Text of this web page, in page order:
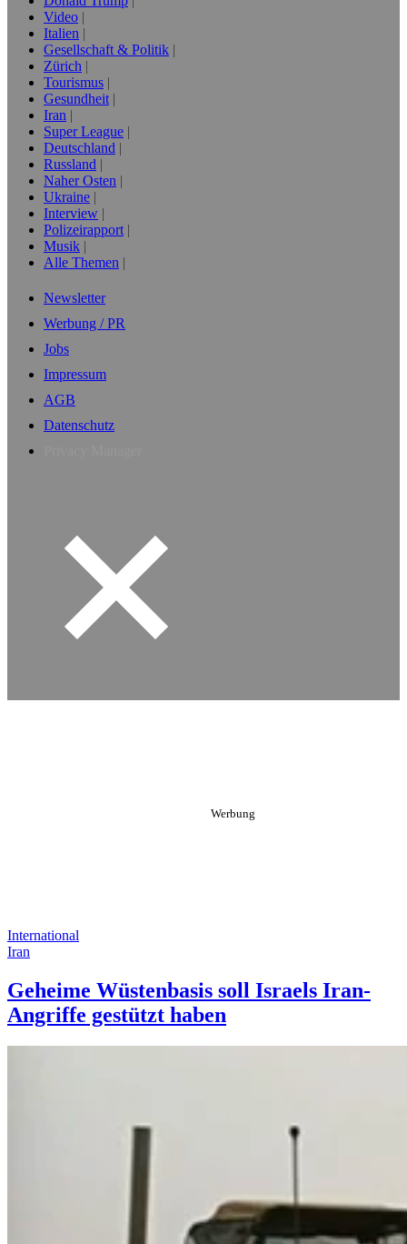
Video
Italien
Gesellschaft & Politik
Zürich
Tourismus
Gesundheit
Iran
Super League
Deutschland
Russland
Naher Osten
Ukraine
Interview
Polizeirapport
Musik
Alle Themen
Newsletter
Werbung / PR
Jobs
Impressum
AGB
Datenschutz
International
Iran
Geheime Wüstenbasis soll Israels Iran-
Angriffe gestützt haben